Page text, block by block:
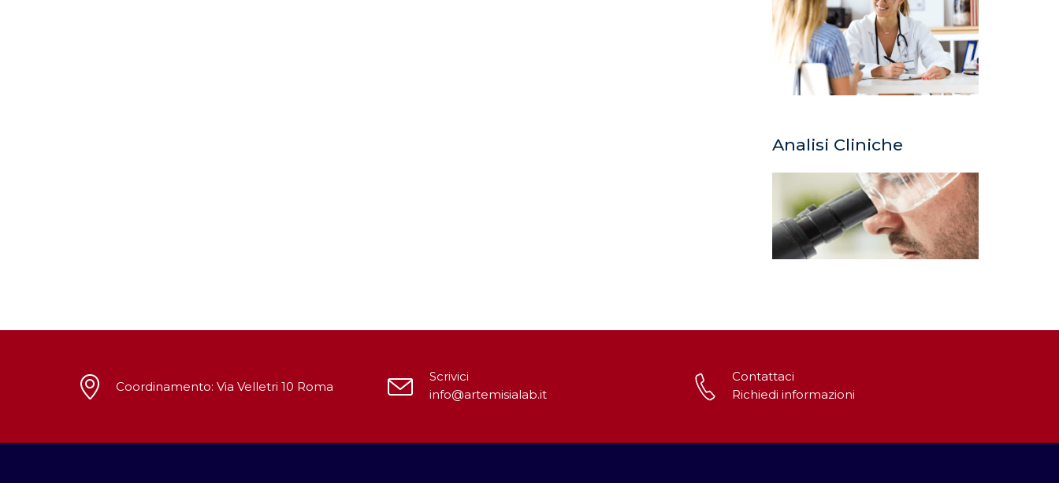
Analisi Cliniche
Coordinamento: Via Velletri 10 Roma
Scrivici
info@artemisialab.it
Contattaci
Richiedi informazioni